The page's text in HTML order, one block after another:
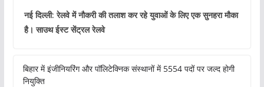
नई दिल्ली: रेलवे में नौकरी की तलाश कर रहे युवाओं के लिए एक सुनहरा मौका
है। साउथ ईस्ट सेंट्रल रेलवे
बिहार में इंजीनियरिंग और पॉलिटेक्निक संस्थानों में 5554 पदों पर जल्द होगी
नियुक्ति